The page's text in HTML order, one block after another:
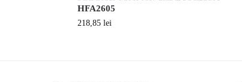
HFA2605
218,85 lei